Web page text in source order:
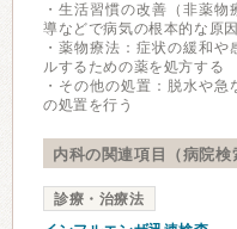
・生活習慣の改善（非薬
導などで病気の根本的な原
・薬物療法：症状の緩和
ルするための薬を処方する
・その他の処置：脱水や
の処置を行う
内科の関連項目（病院検
診療・治療法